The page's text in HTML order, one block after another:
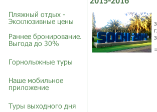
Пляжный отдых -
Эксклюзивные цены
Раннее бронирование.
Выгода до 30%
Горнолыжные туры
Наше мобильное
приложение
Туры выходного дня